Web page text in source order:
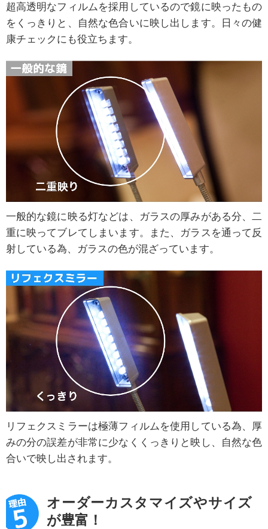
超高透明なフィルムを採用しているので鏡に映ったもの
をくっきりと、自然な色合いに映し出します。日々の健
康チェックにも役立ちます。
一般的な鏡に映る灯などは、ガラスの厚みがある分、二
重に映ってブレてしまいます。また、ガラスを通って反
射している為、ガラスの色が混ざっています。
リフェクスミラーは極薄フィルムを使用している為、厚
みの分の誤差が非常に少なくくっきりと映し、自然な色
合いで映し出されます。
オーダーカスタマイズやサイズ
が豊富！